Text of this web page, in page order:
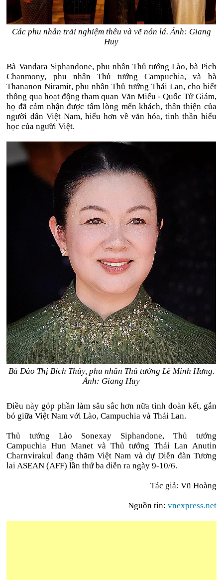
Các phu nhân trải nghiệm thêu và vẽ nón lá. Ảnh: Giang
Huy
Bà Vandara Siphandone, phu nhân Thủ tướng Lào, bà Pich
Chanmony, phu nhân Thủ tướng Campuchia, và bà
Thananon Niramit, phu nhân Thủ tướng Thái Lan, cho biết
thông qua hoạt động tham quan Văn Miếu - Quốc Tử Giám,
họ đã cảm nhận được tấm lòng mến khách, thân thiện của
người dân Việt Nam, hiểu hơn về văn hóa, tinh thần hiếu
học của người Việt.
Bà Đào Thị Bích Thủy, phu nhân Thủ tướng Lê Minh Hưng.
Ảnh: Giang Huy
Điều này góp phần làm sâu sắc hơn nữa tình đoàn kết, gắn
bó giữa Việt Nam với Lào, Campuchia và Thái Lan.
Thủ tướng Lào Sonexay Siphandone, Thủ tướng
Campuchia Hun Manet và Thủ tướng Thái Lan Anutin
Charnvirakul đang thăm Việt Nam và dự Diễn đàn Tương
lai ASEAN (AFF) lần thứ ba diễn ra ngày 9-10/6.
Tác giả: Vũ Hoàng
Nguồn tin: vnexpress.net